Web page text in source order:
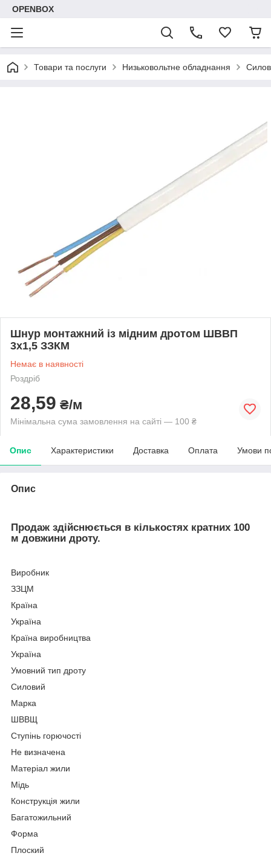
OPENBOX
Товари та послуги Низьковольтне обладнання
Шнур монтажний із мідним дротом ШВВП
3х1,5 ЗЗКМ
Немає в наявності
Роздріб
28,59 ₴/м
Мінімальна сума замовлення на сайті — 100 ₴
Опис Характеристики Доставка Оплата Умови
Опис
Продаж здійснюється в кількостях кратних 100
м довжини дроту.
Виробник
ЗЗЦМ
Країна
Україна
Країна виробництва
Україна
Умовний тип дроту
Силовий
Марка
ШВВЩ
Ступінь горючості
Не визначена
Матеріал жили
Мідь
Конструкція жили
Багатожильний
Форма
Плоский